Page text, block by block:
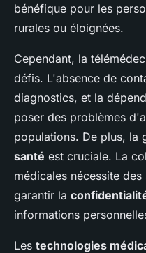
bénéfique pour les
rurales ou éloignées.
Cependant, la
défis. L'absence de
diagnostics, et la
poser des problèmes
populations. De plus, la
santé est cruciale. La
médicales nécessite
garantir la
informations
Les technologies